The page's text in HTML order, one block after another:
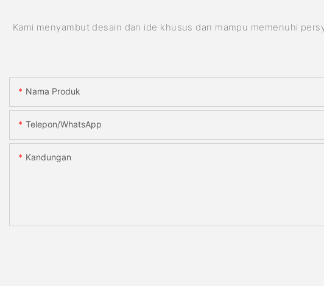
Kami menyambut desain dan ide khusus dan mampu memenuhi
Nama Produk
Telepon/WhatsApp
Kandungan